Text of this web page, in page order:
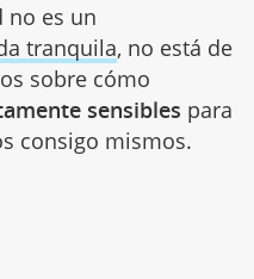
no es un
tranquila, no está de
sobre cómo
sensibles para
consigo mismos.